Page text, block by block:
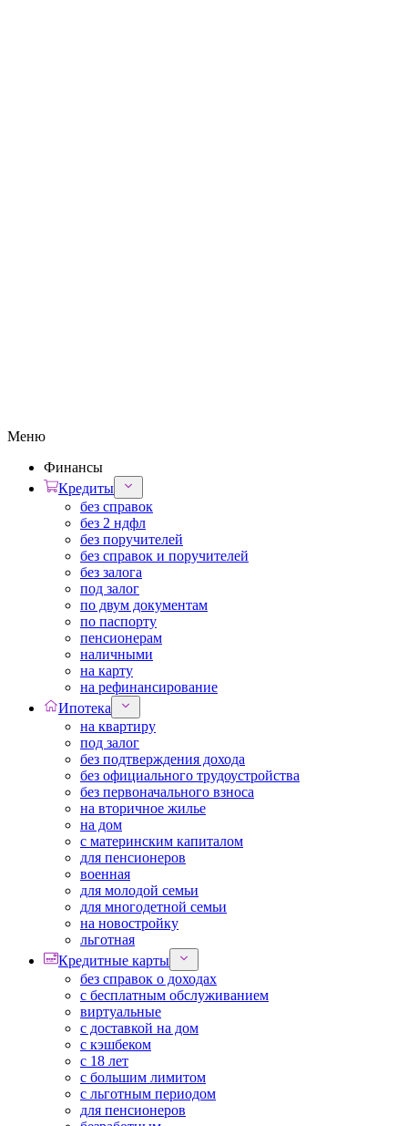
Меню
Финансы
Кредиты
без справок
без 2 ндфл
без поручителей
без справок и поручителей
без залога
под залог
по двум документам
по паспорту
пенсионерам
наличными
на карту
на рефинансирование
Ипотека
на квартиру
под залог
без подтверждения дохода
без официального трудоустройства
без первоначального взноса
на вторичное жилье
на дом
с материнским капиталом
для пенсионеров
военная
для молодой семьи
для многодетной семьи
на новостройку
льготная
Кредитные карты
без справок о доходах
с бесплатным обслуживанием
виртуальные
с доставкой на дом
с кэшбеком
с 18 лет
с большим лимитом
с льготным периодом
для пенсионеров